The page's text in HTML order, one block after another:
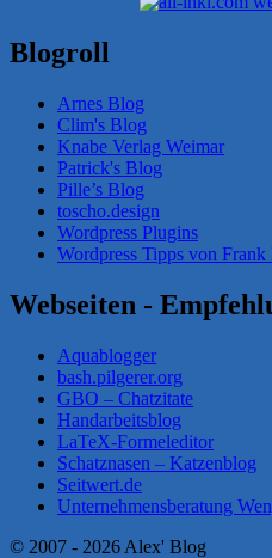
Blogroll
Arnes Blog
Clim's Blog
Knabe Verlag Weimar
Patrick's Blog
Pille’s Blog
toscho.design
Wordpress Plugins
Wordpress Tipps von Frank
Webseiten -
Aquablogger
bash.pilgerer.org
GBO – Chatzitate
Handarbeitsblog
LaTeX-Formeleditor
Schatznasen – Katzenblog
Seitwert.de
Unternehmensberatung
© 2007 - 2026 Alex' Blog